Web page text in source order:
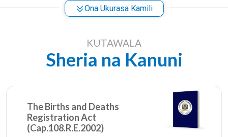
wa watoto na makundi mengine ya Wananchi�
waliovuka miaka mitano yanaendelea katika ofisi hizo
kiserikali katika Halmashauri zote zilizopo katika
Wilaya yake likiwemo hili la Usajili wa watoto chini ya
Misingi muhimu ya Mpango huu ni kama ifuatavyo:-
Kuondoa ada ya huduma, hii inamaana kuwa vyeti
hivyo vinatolewa bure.
Ona Ukurasa Kamili
KUTAWALA
Sheria na Kanuni
The Births and Deaths
Registration Act
(Cap.108.R.E.2002)